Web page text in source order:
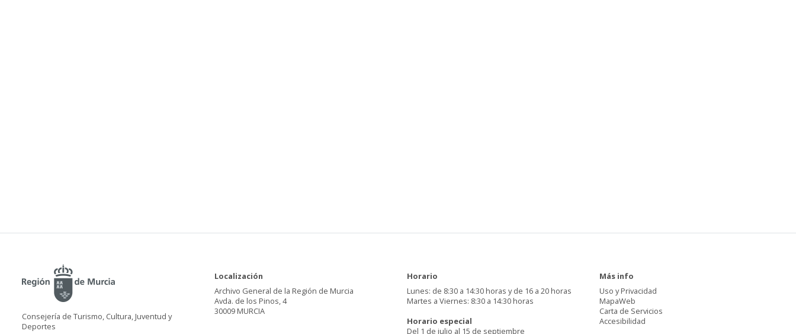
Consejería de Turismo, Cultura, Juventud y
Deportes
Localización
Archivo General de la Región de Murcia
Avda. de los Pinos, 4
30009 MURCIA
Horario
Lunes: de 8:30 a 14:30 horas y de 16 a 20 horas
Martes a Viernes: 8:30 a 14:30 horas
Horario especial
Del 1 de julio al 15 de septiembre
Más info
Uso y Privacidad
MapaWeb
Carta de Servicios
Accesibilidad